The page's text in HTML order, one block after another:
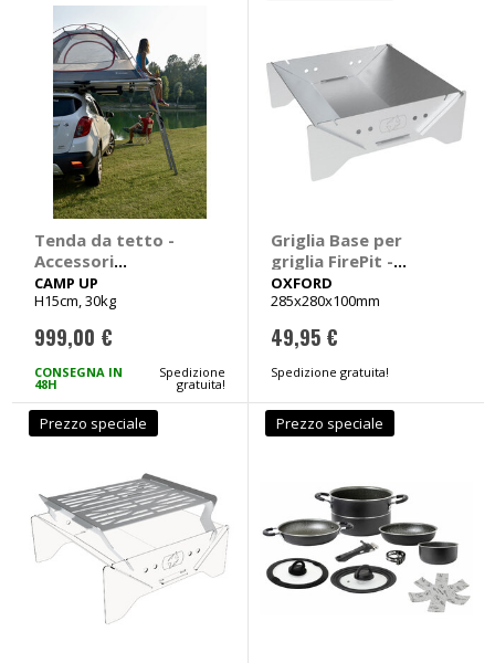
Tenda da tetto -
Accessori
Piattaforma
multifunzione
CAMP UP
H15cm, 30kg
999,00 €
CONSEGNA IN
48H
Spedizione
gratuita!
Griglia Base per
griglia FirePit -
OXFORD
OXFORD
285x280x100mm
49,95 €
Spedizione gratuita!
Prezzo speciale Prezzo speciale